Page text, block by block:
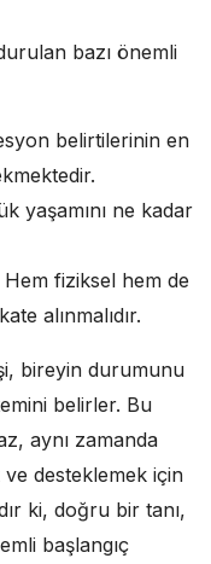
bazı önemli
belirtilerinin en
yaşamını ne kadar
Hem fiziksel hem de
alınmalıdır.
bireyin durumunu
belirler. Bu
aynı zamanda
desteklemek için
ki, doğru bir tanı,
başlangıç